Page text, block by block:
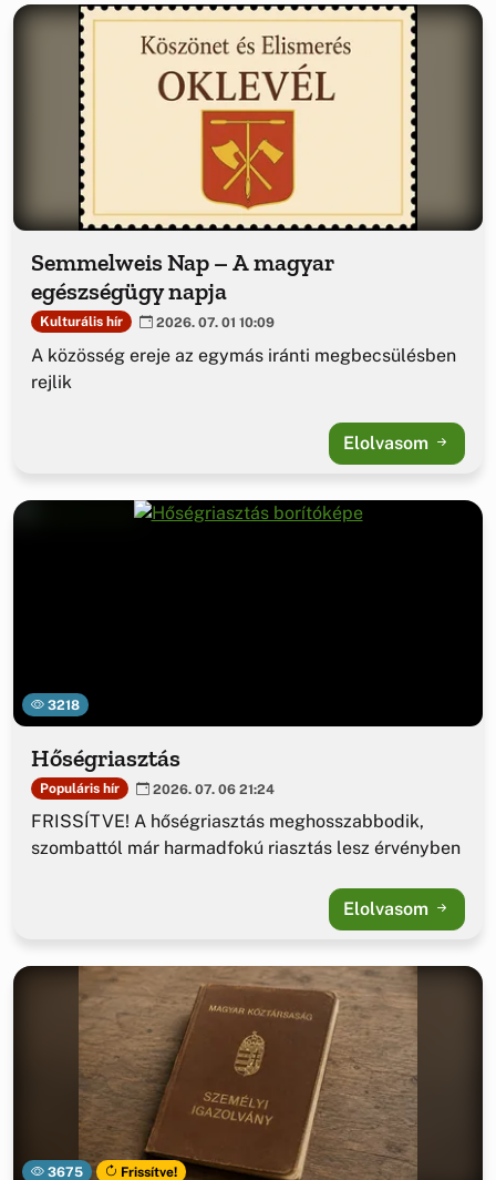
Semmelweis Nap – A magyar
egészségügy napja
Kulturális hír 2026. 07. 01 10:09
A közösség ereje az egymás iránti megbecsülésben
rejlik
Elolvasom
3218
Hőségriasztás
Populáris hír 2026. 07. 06 21:24
FRISSÍTVE! A hőségriasztás meghosszabbodik,
szombattól már harmadfokú riasztás lesz érvényben
Elolvasom
3675 Frissítve!